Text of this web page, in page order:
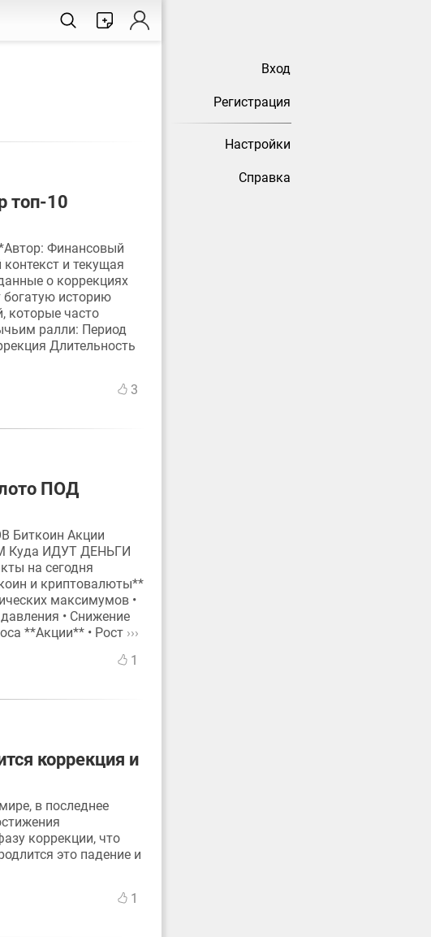
Вход
Регистрация
Настройки
Справка
топ-10
Финансовый
и текущая
о коррекциях
богатую историю
которые часто
ралли: Период
Длительность
3
ПОД
Биткоин Акции
Куда ИДУТ ДЕНЬГИ
на сегодня
и криптовалюты**
максимумов •
• Снижение
**Акции** • Рост ›››
1
коррекция и
в последнее
коррекции, что
это падение и
1